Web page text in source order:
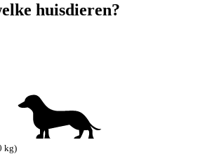
huisdieren?
kg)